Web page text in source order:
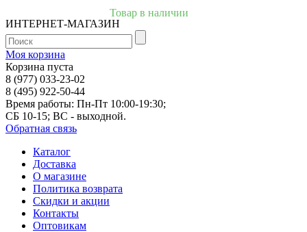
ИНТЕРНЕТ-МАГАЗИН
Моя корзина
Корзина пуста
8 (977) 033-23-02
8 (495) 922-50-44
Время работы: Пн-Пт 10:00-19:30;
СБ 10-15; ВС - выходной.
Обратная связь
Каталог
Доставка
О магазине
Политика возврата
Скидки и акции
Контакты
Оптовикам
Товар в наличии